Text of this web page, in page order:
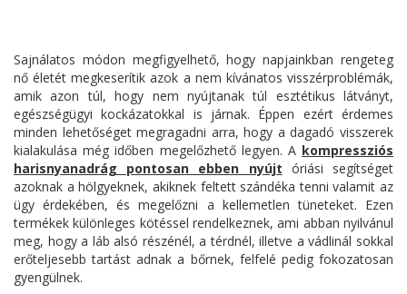
Sajnálatos módon megfigyelhető, hogy napjainkban rengeteg
nő életét megkeserítik azok a nem kívánatos visszérproblémák,
amik azon túl, hogy nem nyújtanak túl esztétikus látványt,
egészségügyi kockázatokkal is járnak. Éppen ezért érdemes
minden lehetőséget megragadni arra, hogy a dagadó visszerek
kialakulása még időben megelőzhető legyen. A kompressziós
harisnyanadrág pontosan ebben nyújt óriási segítséget
azoknak a hölgyeknek, akiknek feltett szándéka tenni valamit az
ügy érdekében, és megelőzni a kellemetlen tüneteket. Ezen
termékek különleges kötéssel rendelkeznek, ami abban nyilvánul
meg, hogy a láb alsó részénél, a térdnél, illetve a vádlinál sokkal
erőteljesebb tartást adnak a bőrnek, felfelé pedig fokozatosan
gyengülnek.